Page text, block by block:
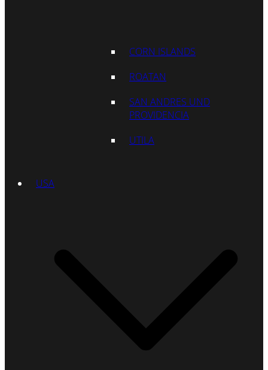
CORN ISLANDS
ROATAN
SAN ANDRES UND
PROVIDENCIA
UTILA
USA